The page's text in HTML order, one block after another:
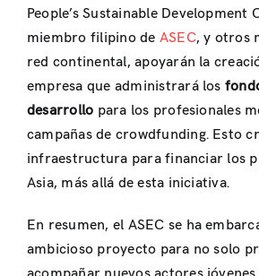
People’s Sustainable Development
miembro filipino de ASEC, y otros
red continental, apoyarán la
empresa que administrará los
desarrollo para los profesionales
campañas de crowdfunding. Esto
infraestructura para financiar los
Asia, más allá de esta iniciativa.
En resumen, el ASEC se ha
ambicioso proyecto para no solo